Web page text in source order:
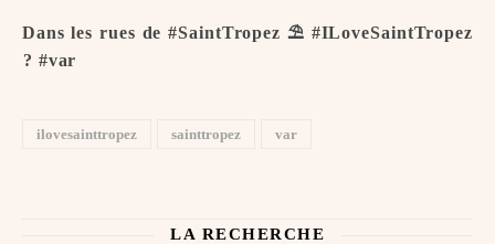
Dans les rues de #SaintTropez ⛱️ #ILoveSaintTropez
️? #var
ilovesainttropez sainttropez var
LA RECHERCHE